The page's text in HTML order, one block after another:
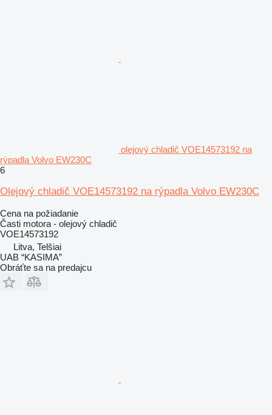
olejový chladič VOE14573192 na
rýpadla Volvo EW230C
6
Olejový chladič VOE14573192 na rýpadla Volvo EW230C
Cena na požiadanie
Časti motora - olejový chladič
VOE14573192
Litva, Telšiai
UAB “KASIMA”
Obráťte sa na predajcu